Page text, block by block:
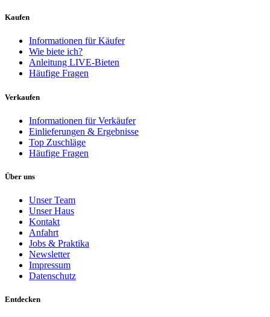
Kaufen
Informationen für Käufer
Wie biete ich?
Anleitung LIVE-Bieten
Häufige Fragen
Verkaufen
Informationen für Verkäufer
Einlieferungen & Ergebnisse
Top Zuschläge
Häufige Fragen
Über uns
Unser Team
Unser Haus
Kontakt
Anfahrt
Jobs & Praktika
Newsletter
Impressum
Datenschutz
Entdecken